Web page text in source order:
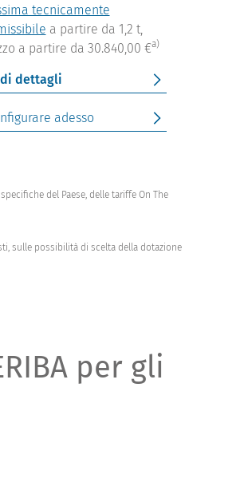
tecnicamente
a partire da 1,2 t,
a partire da 30.840,00 €a)
dettagli
adesso
del Paese, delle tariffe On The
sulle possibilità di scelta della dotazione
per gli